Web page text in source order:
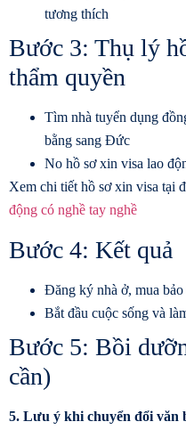
tương thích
Bước 3: Thụ lý
thẩm quyền
Tìm nhà tuyển dụng
bằng sang Đức
No hồ sơ xin visa lao
Xem chi tiết hồ sơ xin visa tại
động có nghề tay nghề
Bước 4: Kết quả
Đăng ký nhà ở, mua bảo
Bắt đầu cuộc sống và
Bước 5: Bồi
cần)
5. Lưu ý khi chuyển đổi văn